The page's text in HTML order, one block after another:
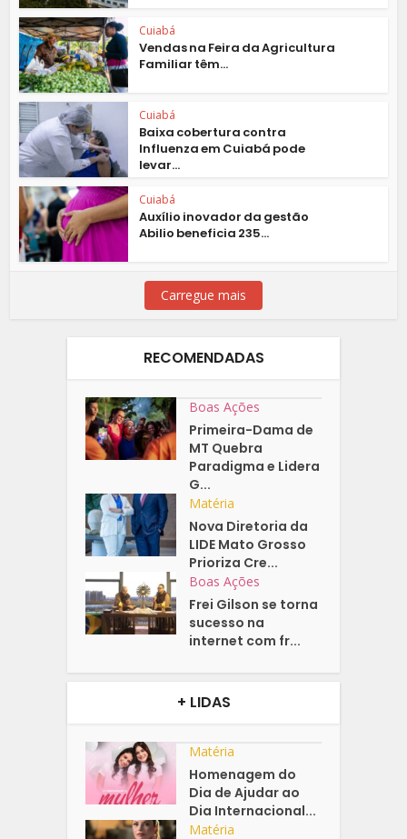
Cuiabá
Vendas na Feira da Agricultura
Familiar têm...
Cuiabá
Baixa cobertura contra
Influenza em Cuiabá pode
levar...
Cuiabá
Auxílio inovador da gestão
Abilio beneficia 235...
Carregue mais
RECOMENDADAS
Boas Ações
Primeira-Dama de
MT Quebra
Paradigma e Lidera
G...
Matéria
Nova Diretoria da
LIDE Mato Grosso
Prioriza Cre...
Boas Ações
Frei Gilson se torna
sucesso na
internet com fr...
+ LIDAS
Matéria
Homenagem do
Dia de Ajudar ao
Dia Internacional...
Matéria